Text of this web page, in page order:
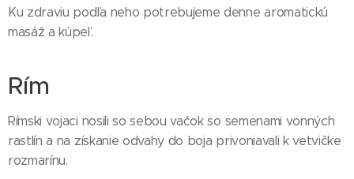
Ku zdraviu podľa neho potrebujeme denne aromatickú
masáž a kúpeľ.
Rím
Rímski vojaci nosili so sebou vačok so semenami vonných
rastlín a na získanie odvahy do boja privoniavali k vetvičke
rozmarínu.